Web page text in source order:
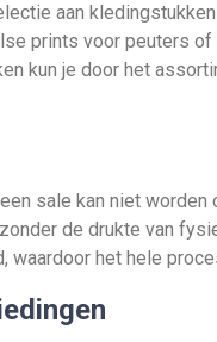
aan
prints voor peuters
kun je door het
sale kan niet
de drukte van
waardoor het hele